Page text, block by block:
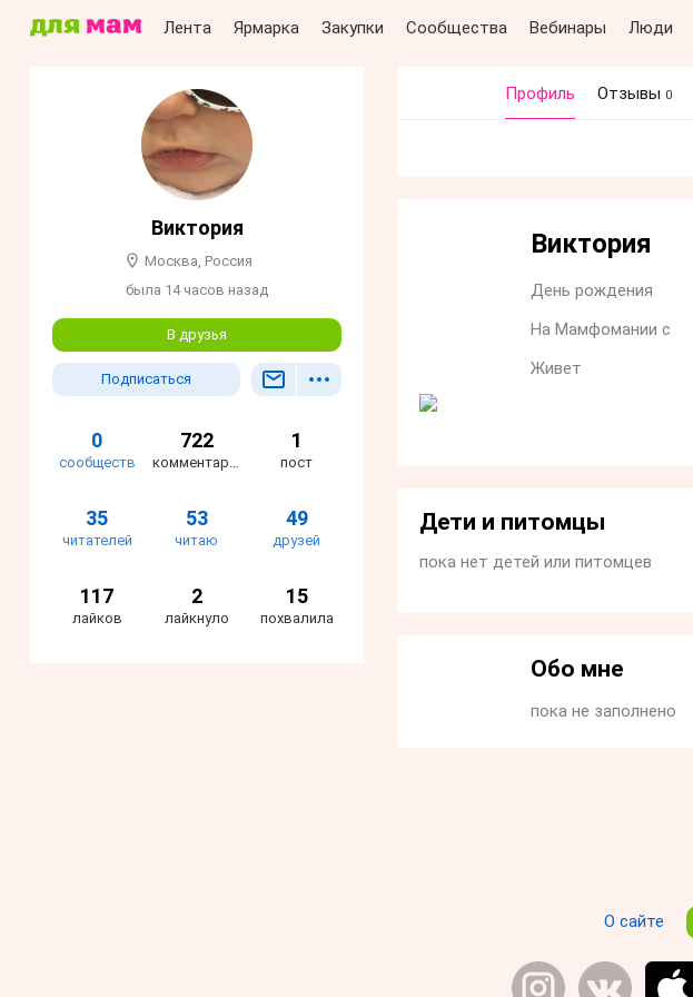
Лента Ярмарка Закупки Сообщества Вебинары Люди
Виктория
Москва, Россия
была 14 часов назад
В друзья
Подписаться
0
сообществ
722
комментария
1
пост
35
читателей
53
читаю
49
друзей
117
лайков
2
лайкнуло
15
похвалила
Профиль Отзывы 0
Виктория
День рождения
На Мамфомании с
Живет
Дети и питомцы
пока нет детей или питомцев
Обо мне
пока не заполнено
О сайте